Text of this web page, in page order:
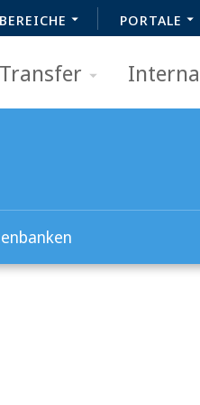
PORTALE
Transfer